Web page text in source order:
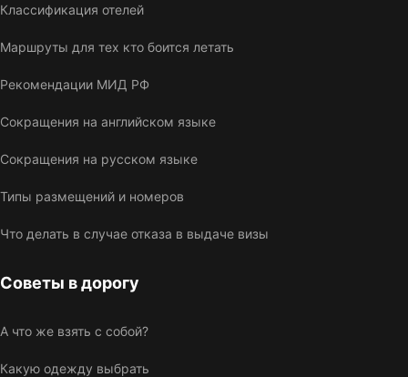
Классификация отелей
Маршруты для тех кто боится летать
Рекомендации МИД РФ
Сокращения на английском языке
Сокращения на русском языке
Типы размещений и номеров
Что делать в случае отказа в выдаче визы
Советы в дорогу
А что же взять с собой?
Какую одежду выбрать